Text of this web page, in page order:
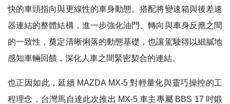
快的車頭指向與更線性的車身動態。搭配將變速箱與後差速
器連結的整體結構，進一步強化油門、轉向與車身反應之間
的一致性，奠定清晰俐落的動態基礎，也讓駕駛得以細膩地
感知車輛回饋，深化人車之間緊密契合的連結。
也正因如此，延續 MAZDA MX-5 對輕量化與靈巧操控的工
程理念，台灣馬自達此次推出 MX-5 車主專屬 BBS 17 吋鍛